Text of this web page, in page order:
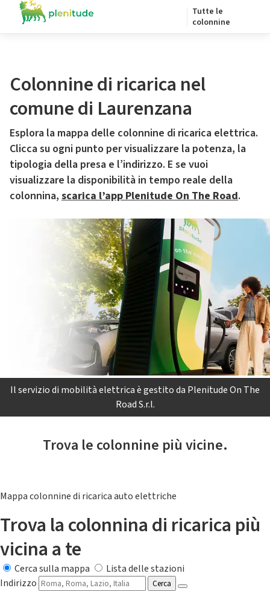
Tutte le
colonnine
Colonnine di ricarica nel
comune di Laurenzana
Esplora la mappa delle colonnine di ricarica elettrica.
Clicca su ogni punto per visualizzare la potenza, la
tipologia della presa e l’indirizzo. E se vuoi
visualizzare la disponibilità in tempo reale della
colonnina, scarica l’app Plenitude On The Road.
Il servizio di mobilità elettrica è gestito da Plenitude On The
Road S.r.l.
Trova le colonnine più vicine.
Mappa colonnine di ricarica auto elettriche
Trova la colonnina di ricarica più
vicina a te
Cerca sulla mappa
Lista delle stazioni
Indirizzo
Cerca